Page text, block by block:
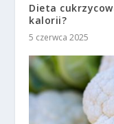
Dieta
kalorii?
5 czerwca 2025